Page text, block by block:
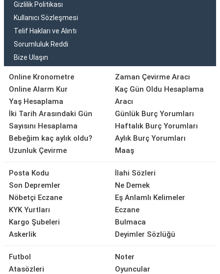
Gizlilik Politikası
Kullanıcı Sözleşmesi
Telif Hakları ve Alıntı
Sorumluluk Reddi
Bize Ulaşın
Online Kronometre
Online Alarm Kur
Yaş Hesaplama
İki Tarih Arasındaki Gün
Sayısını Hesaplama
Bebeğim kaç aylık oldu?
Uzunluk Çevirme
Zaman Çevirme Aracı
Kaç Gün Oldu Hesaplama
Aracı
Günlük Burç Yorumları
Haftalık Burç Yorumları
Aylık Burç Yorumları
Maaş
Posta Kodu
Son Depremler
Nöbetçi Eczane
KYK Yurtları
Kargo Şubeleri
Askerlik
İlahi Sözleri
Ne Demek
Eş Anlamlı Kelimeler
Eczane
Bulmaca
Deyimler Sözlüğü
Futbol
Atasözleri
Noter
Oyuncular